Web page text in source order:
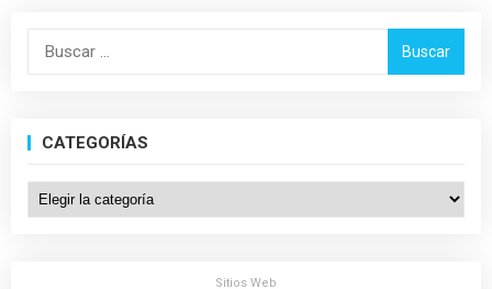
Buscar:
CATEGORÍAS
Categorías
Sitios Web